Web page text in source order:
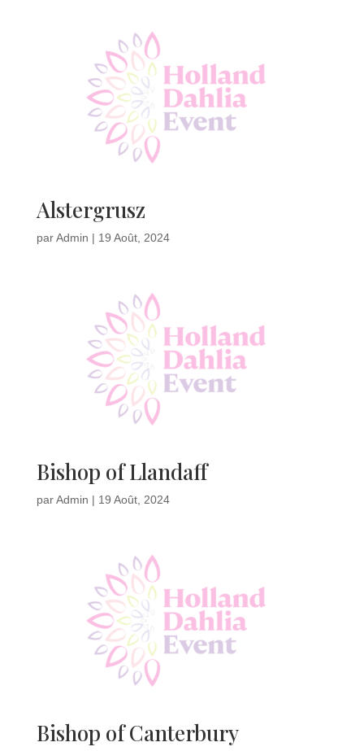
Alstergrusz
parAdmin | 19 Août, 2024
Bishop of Llandaff
parAdmin | 19 Août, 2024
Bishop of Canterbury